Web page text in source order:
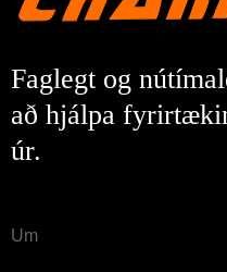
Faglegt og
að hjálpa
úr.
Um